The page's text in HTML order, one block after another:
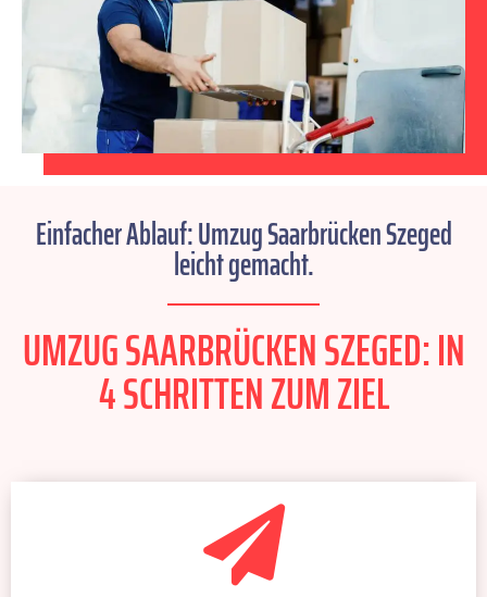
Einfacher Ablauf: Umzug Saarbrücken Szeged
leicht gemacht.
UMZUG SAARBRÜCKEN SZEGED: IN
4 SCHRITTEN ZUM ZIEL